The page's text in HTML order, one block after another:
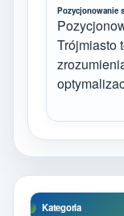
Pozycjonowanie
Trójmiasto
Kategoria